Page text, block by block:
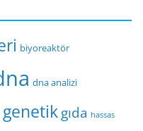
biyoreaktör
dna analizi
genetikgıda hassas